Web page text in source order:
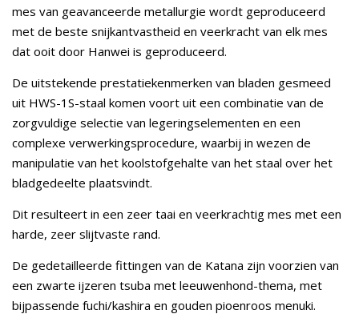
mes van geavanceerde metallurgie wordt geproduceerd
met de beste snijkantvastheid en veerkracht van elk mes
dat ooit door Hanwei is geproduceerd.
De uitstekende prestatiekenmerken van bladen gesmeed
uit HWS-1S-staal komen voort uit een combinatie van de
zorgvuldige selectie van legeringselementen en een
complexe verwerkingsprocedure, waarbij in wezen de
manipulatie van het koolstofgehalte van het staal over het
bladgedeelte plaatsvindt.
Dit resulteert in een zeer taai en veerkrachtig mes met een
harde, zeer slijtvaste rand.
De gedetailleerde fittingen van de Katana zijn voorzien van
een zwarte ijzeren tsuba met leeuwenhond-thema, met
bijpassende fuchi/kashira en gouden pioenroos menuki.